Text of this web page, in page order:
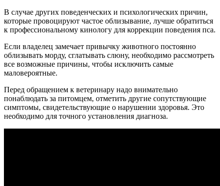
В случае других поведенческих и психологических причин,
которые провоцируют частое облизывание, лучше обратиться
к профессиональному кинологу для коррекции поведения пса.
Если владелец замечает привычку животного постоянно
облизывать морду, сглатывать слюну, необходимо рассмотреть
все возможные причины, чтобы исключить самые
маловероятные.
Перед обращением к ветеринару надо внимательно
понаблюдать за питомцем, отметить другие сопутствующие
симптомы, свидетельствующие о нарушении здоровья. Это
необходимо для точного установления диагноза.